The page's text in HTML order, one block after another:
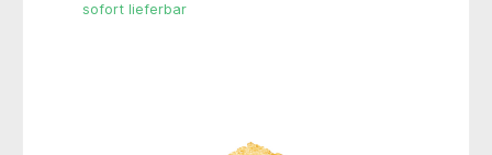
sofort lieferbar